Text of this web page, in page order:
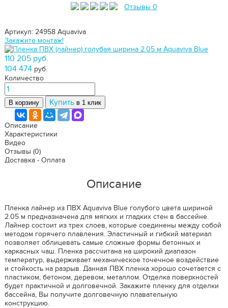
Отзывы 0
Артикул: 24958 Aquaviva
Закажите монтаж!
110 205 руб.
104 474 руб.
Количество
В корзину Купить в 1 клик
Описание
Характеристики
Видео
Отзывы (0)
Доставка - Оплата
Описание
Пленка лайнер из ПВХ Aquaviva Blue голубого цвета шириной
2.05 м предназначена для мягких и гладких стен в бассейне.
Лайнер состоит из трех слоев, которые соединены между собой
методом горячего плавления. Эластичный и гибкий материал
позволяет облицевать самые сложные формы бетонных и
каркасных чаш. Пленка рассчитана на широкий диапазон
температур, выдерживает механическое точечное воздействие
и стойкость на разрыв. Данная ПВХ пленка хорошо сочетается с
пластиком, бетоном, деревом, металлом. Отделка поверхностей
будет практичной и долговечной. Закажите пленку для отделки
бассейна, Вы получите долговечную плавательную
конструкцию.